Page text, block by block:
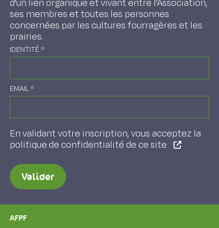
d'un lien organique et vivant entre l'Association,
ses membres et toutes les personnes
concernées par les cultures fourragères et les
prairies.
IDENTITÉ*
EMAIL*
En validant votre inscription, vous acceptez la
politique de confidentialité de ce site
Valider
AFPF